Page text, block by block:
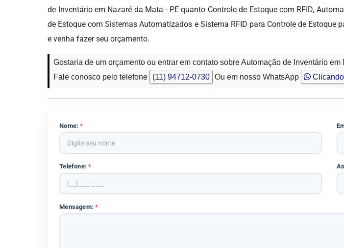
de Inventário em Nazaré da Mata - PE quanto Controle de Estoque com RFID,
de Estoque com Sistemas Automatizados e Sistema RFID para Controle de
e venha fazer seu orçamento.
Gostaria de um orçamento ou entrar em contato sobre Automação de Inventário
Fale conosco pelo telefone
(11) 94712-0730 Ou em nosso WhatsApp
Nome:*
Telefone:*
Mensagem:*